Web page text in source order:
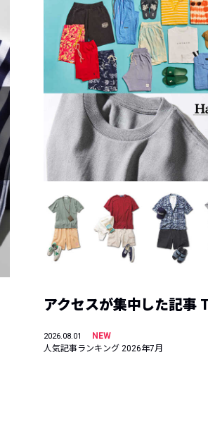
アクセスが集中した記事
2026.08.01
NEW
人気記事ランキング 2026年7月